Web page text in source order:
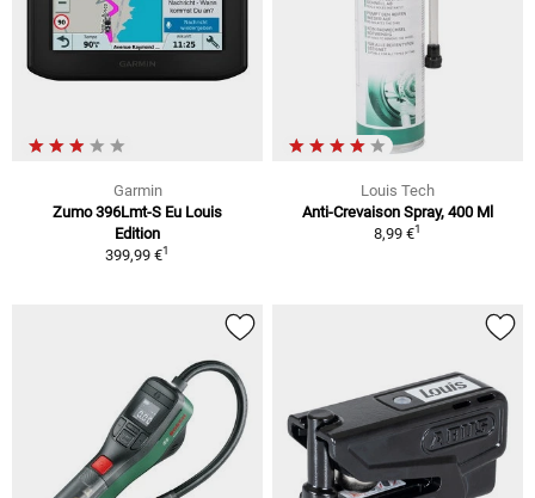
Garmin
Zumo 396Lmt-S Eu Louis
Edition
399,99 €1
Louis Tech
Anti-Crevaison Spray, 400 Ml
8,99 €1